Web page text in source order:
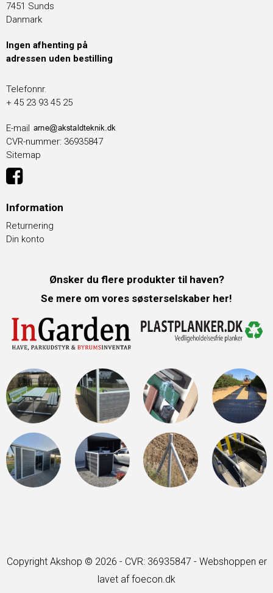
7451 Sunds
Danmark
Ingen afhenting på
adressen uden bestilling
Telefonnr.
+ 45 23 93 45 25
E-mail
CVR-nummer: 36935847
Sitemap
Information
Returnering
Din konto
Ønsker du flere produkter til haven?
Se mere om vores søsterselskaber her!
Copyright Akshop © 2026 - CVR: 36935847 - Webshoppen er
lavet af foecon.dk